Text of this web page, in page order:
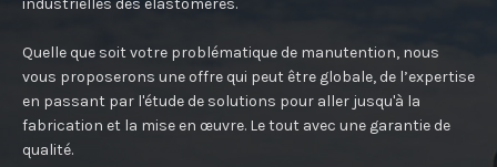
industrielles des élastomères.
Quelle que soit votre problématique de manutention, nous
vous proposerons une offre qui peut être globale, de l’expertise
en passant par l'étude de solutions pour aller jusqu'à la
fabrication et la mise en œuvre. Le tout avec une garantie de
qualité.